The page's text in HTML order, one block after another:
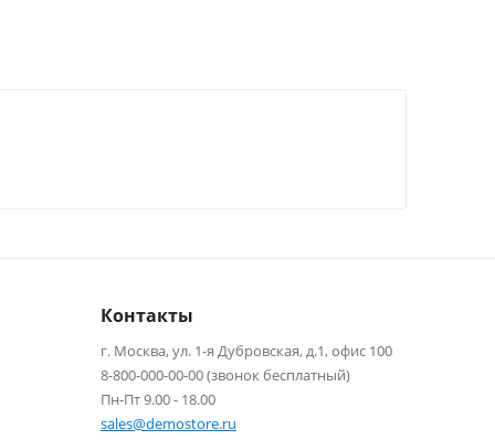
Контакты
г. Москва, ул. 1-я Дубровская, д.1, офис 100
8-800-000-00-00 (звонок бесплатный)
Пн-Пт 9.00 - 18.00
sales@demostore.ru